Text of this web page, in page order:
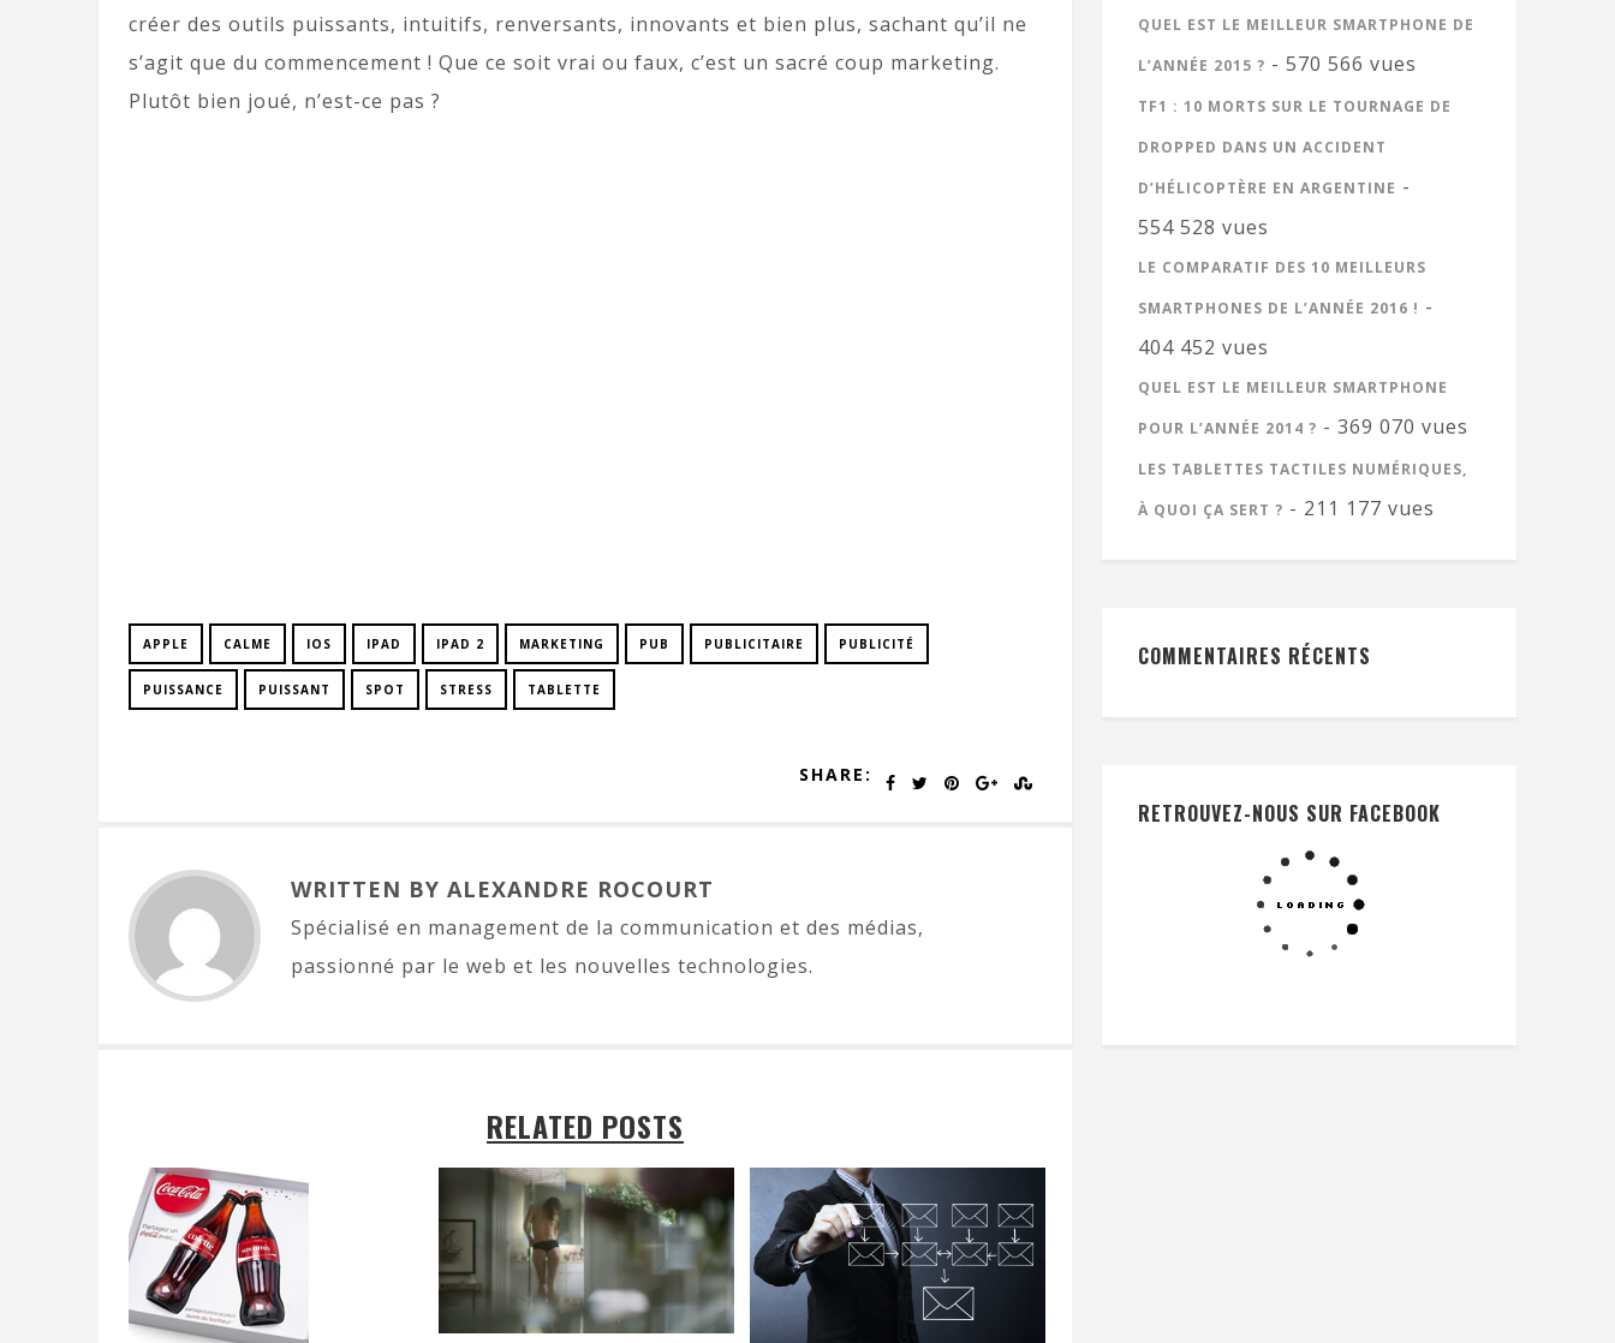
créer des outils puissants, intuitifs, renversants, innovants et bien plus, sachant qu’il ne
s’agit que du commencement ! Que ce soit vrai ou faux, c’est un sacré coup marketing.
Plutôt bien joué, n’est-ce pas ?
APPLE CALME IOS IPAD IPAD 2 MARKETING PUB PUBLICITAIRE PUBLICITÉ
PUISSANCE PUISSANT SPOT STRESS TABLETTE
SHARE:
WRITTEN BY ALEXANDRE ROCOURT
Spécialisé en management de la communication et des médias,
passionné par le web et les nouvelles technologies.
RELATED POSTS
QUEL EST LE MEILLEUR SMARTPHONE DE
L’ANNÉE 2015 ? - 570 566 vues
TF1 : 10 MORTS SUR LE TOURNAGE DE
DROPPED DANS UN ACCIDENT
D’HÉLICOPTÈRE EN ARGENTINE -
554 528 vues
LE COMPARATIF DES 10 MEILLEURS
SMARTPHONES DE L’ANNÉE 2016 ! -
404 452 vues
QUEL EST LE MEILLEUR SMARTPHONE
POUR L’ANNÉE 2014 ? - 369 070 vues
LES TABLETTES TACTILES NUMÉRIQUES,
À QUOI ÇA SERT ? - 211 177 vues
COMMENTAIRES RÉCENTS
RETROUVEZ-NOUS SUR FACEBOOK